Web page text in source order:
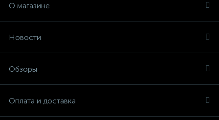
О магазине
Новости
Обзоры
Оплата и доставка